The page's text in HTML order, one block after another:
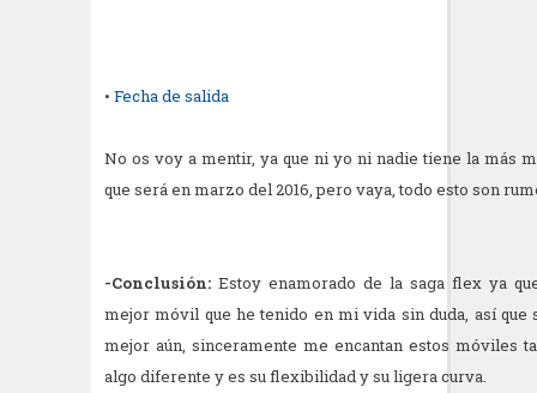
• Fecha de salida
No os voy a mentir, ya que ni yo ni nadie tiene la más
que será en marzo del 2016, pero vaya, todo esto son
-Conclusión: Estoy enamorado de la saga flex ya
mejormóvil que he tenido en mi vida sin duda, asíque
mejor aún, sinceramente me encantan estos móviles
algo diferente y es su flexibilidad y su ligera curva.